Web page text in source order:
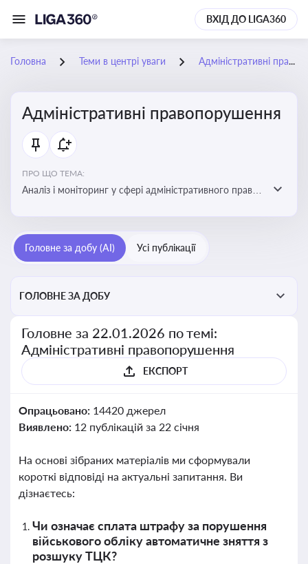
ВХІД ДО LIGA360
Головна Теми в центрі уваги Адміністративні правопорушення
Адміністративні правопорушення
ПРО ЩО ТЕМА:
Аналіз і моніторинг у сфері адміністративного права:
Головне за добу (AI) Усі публікації
ГОЛОВНЕ ЗА ДОБУ
Головне за 22.01.2026 по темі:
Адміністративні правопорушення
ЕКСПОРТ
Опрацьовано: 14420 джерел
Виявлено: 12 публікацій за 22 січня
На основі зібраних матеріалів ми сформували
короткі відповіді на актуальні запитання. Ви
дізнаєтесь:
Чи означає сплата штрафу за порушення
військового обліку автоматичне зняття з
розшуку ТЦК?